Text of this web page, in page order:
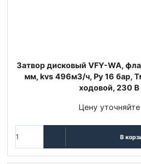
Затвор дисковый VFY-WA,
мм, kvs 496м3/ч, Py 16 бар,
ходовой, 230 В
Цену уточняйте
В